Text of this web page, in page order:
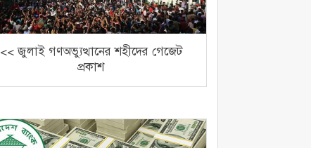
<< জুলাই গণঅভ্যুত্থানের শহীদের গেজেট
প্রকাশ